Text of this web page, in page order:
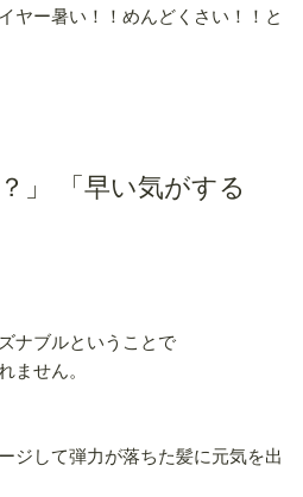
ヤー暑い！！めんどくさい！！と
」 「早い気がする
ナブルということで
ません。
ジして弾力が落ちた髪に元気を出